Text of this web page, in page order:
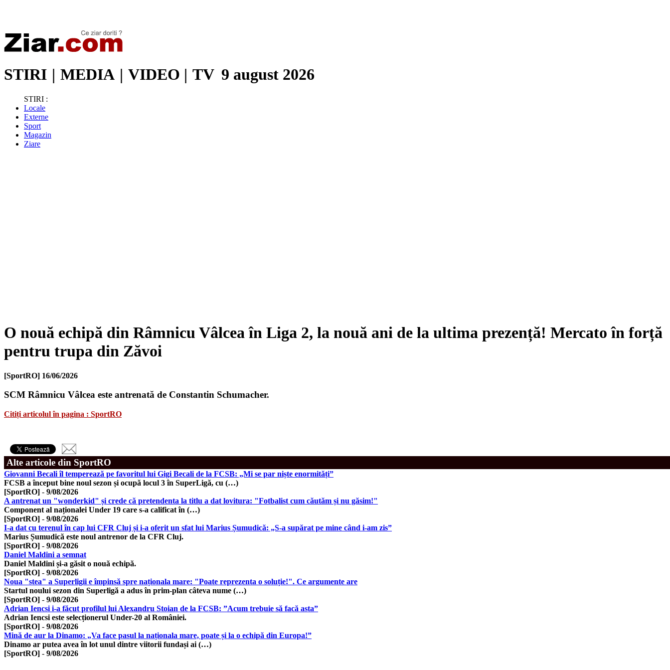
STIRI | MEDIA | VIDEO | TV 9 august 2026
STIRI :
Locale
Externe
Sport
Magazin
Ziare
O nouă echipă din Râmnicu Vâlcea în Liga 2, la nouă ani de la ultima prezență! Mercato în forță
pentru trupa din Zăvoi
[SportRO] 16/06/2026
SCM Râmnicu Vâlcea este antrenată de Constantin Schumacher.
Citiți articolul în pagina : SportRO
Alte articole din SportRO
Giovanni Becali îl temperează pe favoritul lui Gigi Becali de la FCSB: „Mi se par niște enormități”
FCSB a început bine noul sezon și ocupă locul 3 în SuperLigă, cu (…)
[SportRO] - 9/08/2026
A antrenat un "wonderkid" și crede că pretendenta la titlu a dat lovitura: "Fotbalist cum căutăm și nu găsim!"
Component al naționalei Under 19 care s-a calificat în (…)
[SportRO] - 9/08/2026
I-a dat cu terenul în cap lui CFR Cluj și i-a oferit un sfat lui Marius Șumudică: „S-a supărat pe mine când i-am zis”
Marius Șumudică este noul antrenor de la CFR Cluj.
[SportRO] - 9/08/2026
Daniel Maldini a semnat
Daniel Maldini și-a găsit o nouă echipă.
[SportRO] - 9/08/2026
Noua "stea" a Superligii e împinsă spre naționala mare: "Poate reprezenta o soluție!". Ce argumente are
Startul noului sezon din Superligă a adus în prim-plan câteva nume (…)
[SportRO] - 9/08/2026
Adrian Iencsi i-a făcut profilul lui Alexandru Stoian de la FCSB: ”Acum trebuie să facă asta”
Adrian Iencsi este selecționerul Under-20 al României.
[SportRO] - 9/08/2026
Mină de aur la Dinamo: „Va face pasul la naționala mare, poate și la o echipă din Europa!”
Dinamo ar putea avea în lot unul dintre viitorii fundași ai (…)
[SportRO] - 9/08/2026